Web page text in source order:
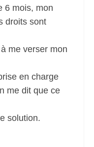
6 mois, mon
droits sont
me verser mon
en charge
me dit que ce
solution.